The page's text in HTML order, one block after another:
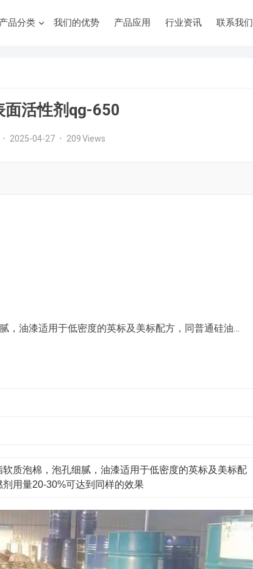
产品分类 我们的优势 产品应用 行业资讯 联系我们
面活性剂qg-650
• 2025-04-27 • 209Views
，油漆适用于低密度的英标及美标配方，同普通硅油…
质泡棉，泡孔细腻，油漆适用于低密度的英标及美标配
用量20-30%可达到同样的效果